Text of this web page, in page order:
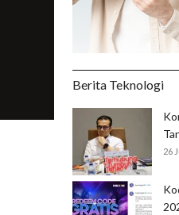
Berita Teknologi
26